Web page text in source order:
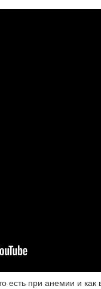
есть при анемии и